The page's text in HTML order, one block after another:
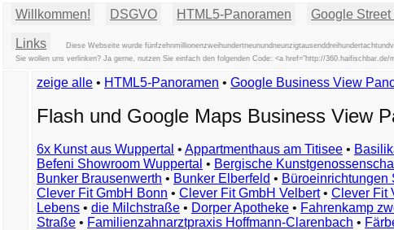
Willkommen! DSGVO HTML5-Panoramen Google
Links
Diese Webseite wurde
Sie wollen uns verlinken? Ja gerne, nutzen Sie einfach den folgenden Code: <a href="http://
zeige alle • HTML5-Panoramen • Google Business View
Flash und Google Maps Business View
6x Kunst aus Wuppertal • Appartmenthaus am Titisee •
Befeni Showroom Wuppertal • Bergische
Bunker Brausenwerth • Bunker Elberfeld • Büroeinrichtungen
Clever Fit GmbH Bonn • Clever Fit GmbH Velbert• Clever Fit
Lebens • die Milchstraße • Dorper Apotheke • Fahrenkamp
Straße • Familienzahnarztpraxis Hoffmann-Clarenbach •